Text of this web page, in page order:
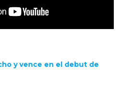
y vence en el debut de